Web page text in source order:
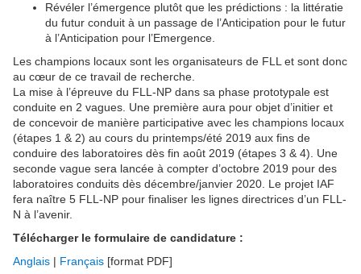
Révéler l’émergence plutôt que les prédictions : la littératie
du futur conduit à un passage de l’Anticipation pour le futur
à l’Anticipation pour l’Emergence.
Les champions locaux sont les organisateurs de FLL et sont donc
au cœur de ce travail de recherche.
La mise à l’épreuve du FLL-NP dans sa phase prototypale est
conduite en 2 vagues. Une première aura pour objet d’initier et
de concevoir de manière participative avec les champions locaux
(étapes 1 & 2) au cours du printemps/été 2019 aux fins de
conduire des laboratoires dès fin août 2019 (étapes 3 & 4). Une
seconde vague sera lancée à compter d’octobre 2019 pour des
laboratoires conduits dès décembre/janvier 2020. Le projet IAF
fera naître 5 FLL-NP pour finaliser les lignes directrices d’un FLL-
N à l’avenir.
Télécharger le formulaire de candidature :
Anglais | Français [format PDF]